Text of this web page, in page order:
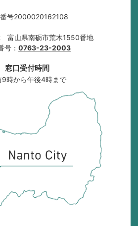
号2000020162108
富山県南砺市荒木1550番地
号： 0763-23-2003
窓口受付時間
9時から午後4時まで